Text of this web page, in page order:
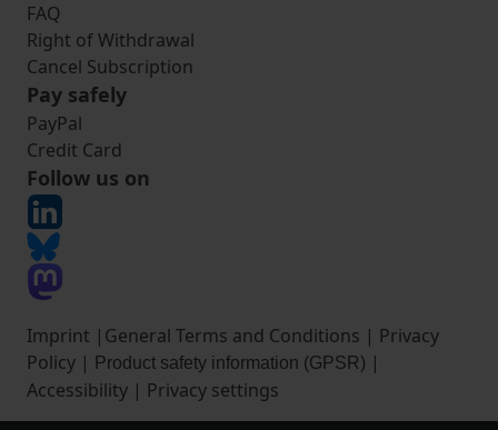
FAQ
Right of Withdrawal
Cancel Subscription
Pay safely
PayPal
Credit Card
Follow us on
Imprint | General Terms and Conditions | Privacy
Policy | Product safety information (GPSR) |
Accessibility | Privacy settings